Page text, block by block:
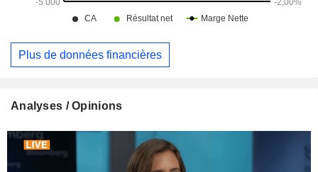
Plus de données financières
Analyses / Opinions